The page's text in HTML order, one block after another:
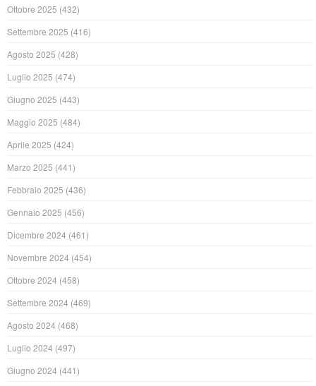
Ottobre 2025 (432)
Settembre 2025 (416)
Agosto 2025 (428)
Luglio 2025 (474)
Giugno 2025 (443)
Maggio 2025 (484)
Aprile 2025 (424)
Marzo 2025 (441)
Febbraio 2025 (436)
Gennaio 2025 (456)
Dicembre 2024 (461)
Novembre 2024 (454)
Ottobre 2024 (458)
Settembre 2024 (469)
Agosto 2024 (468)
Luglio 2024 (497)
Giugno 2024 (441)